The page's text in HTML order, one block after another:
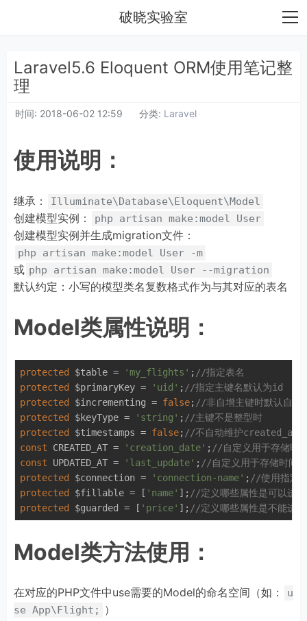
破晓实验室
Laravel5.6 Eloquent ORM使用笔记整
理
时间: 2018-06-02 12:59 分类: Laravel
使用说明：
继承： Illuminate\Database\Eloquent\Model
创建模型实例： php artisan make:model User
创建模型实例并生成migration文件：
php artisan make:model User -m
或 php artisan make:model User --migration
默认约定：小写的模型类名复数格式作为与其对应的表名
Model类属性说明：
protected $table = 'my_flights' ; //指定表名
protected
$primaryKey = 'uid' ; //指定主键名默认为id
protected
$incrementing = false; //非自增主键时默认自增
protected
$keyType = 'string' ; //主键不是整型时
protected
$timestamps = false; //不自动维护created_at
const CREATED_AT = 'creation_date' ; //自定义用于存储时
const UPDATED_AT = 'last_update' ; //自定义用于存储时间
protected
$connection = 'connection-name' ; //使用指定
protected
$fillable = [ 'name' ]; //定义哪些属性是可以进
protected
$guarded = [ 'price' ]; //定义哪些属性是不能进
Model类方法使用：
在对应的PHP文件中use需要的Model的命名空间（如：
u
se App\Flight;
）